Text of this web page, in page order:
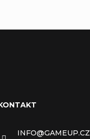
INFO@GAMEUP.CZ